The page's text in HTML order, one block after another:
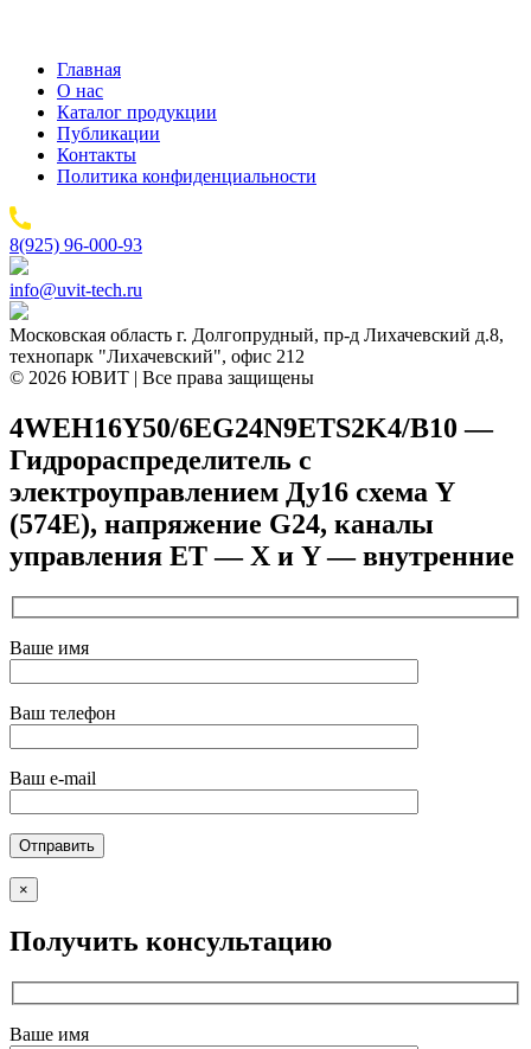
Главная
О нас
Каталог продукции
Публикации
Контакты
Политика конфиденциальности
8(925) 96-000-93
info@uvit-tech.ru
Московская область г. Долгопрудный, пр-д Лихачевский д.8,
технопарк "Лихачевский", офис 212
© 2026 ЮВИТ | Все права защищены
4WEH16Y50/6EG24N9ETS2K4/B10 —
Гидрораспределитель с
электроуправлением Ду16 схема Y
(574Е), напряжение G24, каналы
управления ET — X и Y — внутренние
Ваше имя
Ваш телефон
Ваш e-mail
×
Получить консультацию
Ваше имя